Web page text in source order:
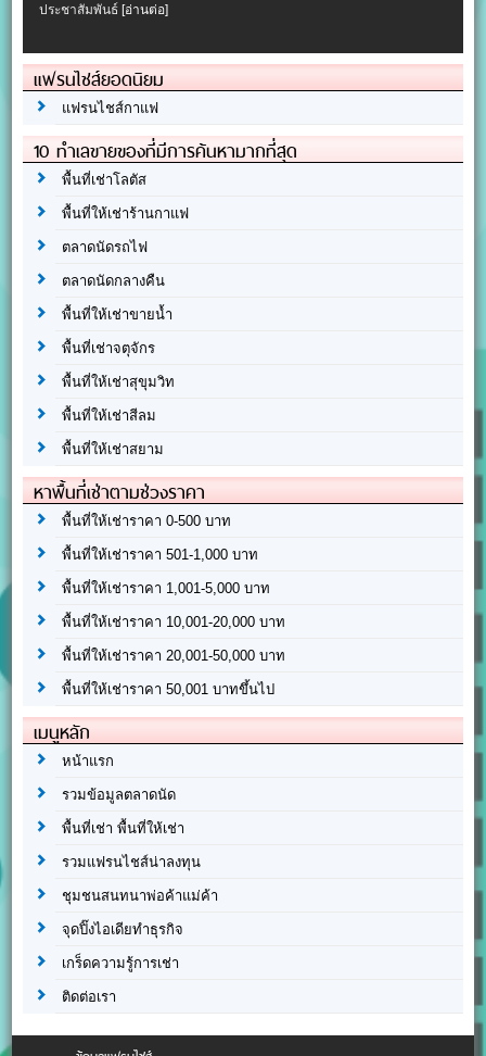
ประชาสัมพันธ์[อ่านต่อ]
แฟรนไชส์ยอดนิยม
แฟรนไชส์กาแฟ
10 ทำเลขายของที่มีการค้นหามากที่สุด
พื้นที่เช่าโลตัส
พื้นที่ให้เช่าร้านกาแฟ
ตลาดนัดรถไฟ
ตลาดนัดกลางคืน
พื้นที่ให้เช่าขายน้ำ
พื้นที่เช่าจตุจักร
พื้นที่ให้เช่าสุขุมวิท
พื้นที่ให้เช่าสีลม
พื้นที่ให้เช่าสยาม
หาพื้นที่เช่าตามช่วงราคา
พื้นที่ให้เช่าราคา 0-500 บาท
พื้นที่ให้เช่าราคา 501-1,000 บาท
พื้นที่ให้เช่าราคา 1,001-5,000 บาท
พื้นที่ให้เช่าราคา 10,001-20,000 บาท
พื้นที่ให้เช่าราคา 20,001-50,000 บาท
พื้นที่ให้เช่าราคา 50,001 บาทขึ้นไป
เมนูหลัก
หน้าแรก
รวมข้อมูลตลาดนัด
พื้นที่เช่า พื้นที่ให้เช่า
รวมแฟรนไชส์น่าลงทุน
ชุมชนสนทนาพ่อค้าแม่ค้า
จุดปิ๊งไอเดียทำธุรกิจ
เกร็ดความรู้การเช่า
ติดต่อเรา